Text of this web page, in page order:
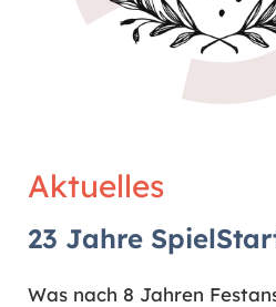
Aktuelles
23 Jahre
Was nach 8 Jahren